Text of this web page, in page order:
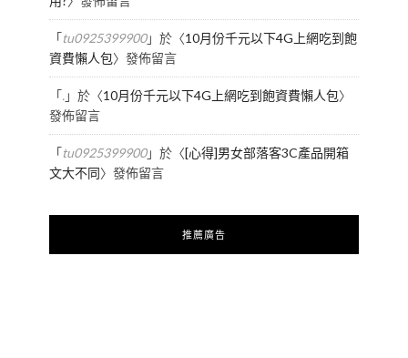
「tu0925399900」於〈10月份千元以下4G上網吃到飽
資費懶人包〉發佈留言
「.」於〈10月份千元以下4G上網吃到飽資費懶人包〉
發佈留言
「tu0925399900」於〈[心得]男女部落客3C產品開箱
文大不同〉發佈留言
推薦廣告